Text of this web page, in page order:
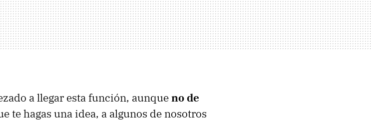
a llegar esta función, aunqueno de
te hagas una idea, a algunos de nosotros